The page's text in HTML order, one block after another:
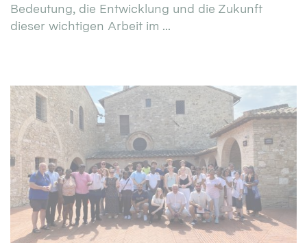
Bedeutung, die Entwicklung und die Zukunft
dieser wichtigen Arbeit im ...